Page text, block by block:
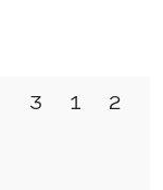
3 1 2